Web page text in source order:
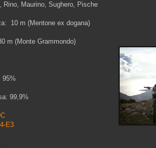
Rino, Maurino, Sughero, Pische
10 m (Mentone ex dogana)
m (Monte Grammondo)
95%
99,9%
E3